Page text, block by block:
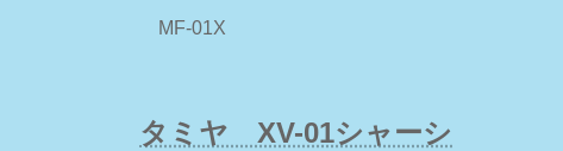
MF-01X
タミヤ XV-01シャーシ